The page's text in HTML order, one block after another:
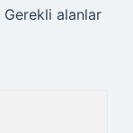
Gerekli alanlar